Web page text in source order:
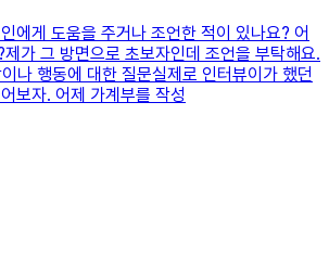
에게 도움을 주거나 조언한 적이 있나요? 어
가 그 방면으로 초보자인데 조언을 부탁해요.
나 행동에 대한 질문실제로 인터뷰이가 했던
보자. 어제 가계부를 작성